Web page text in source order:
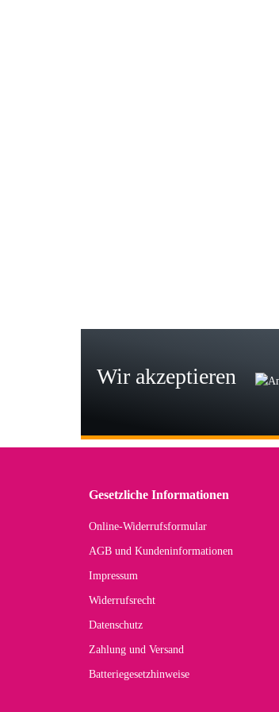
Wir akzeptieren
Gesetzliche Informationen
Online-Widerrufsformular
AGB und Kundeninformationen
Impressum
Widerrufsrecht
Datenschutz
Zahlung und Versand
Batteriegesetzhinweise